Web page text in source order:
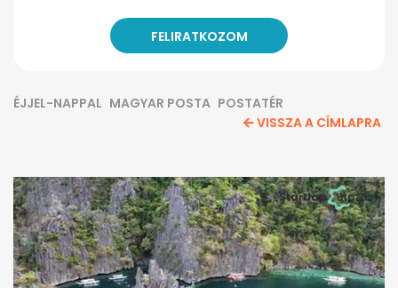
ÉJJEL-NAPPAL MAGYAR POSTA POSTATÉR
VISSZA A CÍMLAPRA